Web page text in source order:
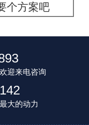
个方案吧
迎来电咨询
大的动力